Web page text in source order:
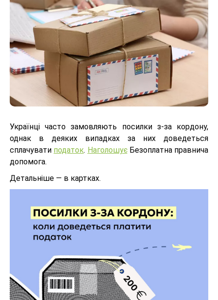
Українці часто замовляють посилки з-за кордону,
однак в деяких випадках за них доведеться
сплачувати податок. НаголошуєБезоплатна правнича
допомога.
Детальніше — в картках.